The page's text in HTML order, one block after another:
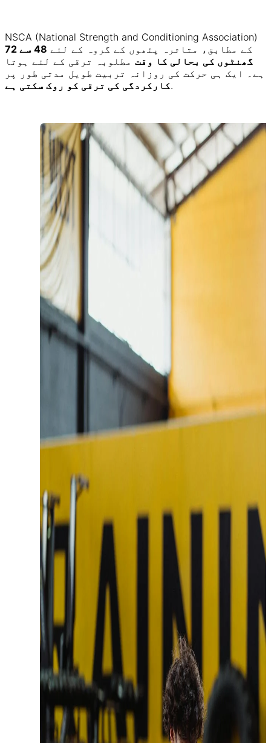
NSCA (National Strength and Conditioning Association)
کے مطابق، متاثرہ پٹھوں کے گروہ کے لئے
48 سے 72
گھنٹوں کی بحالی کا وقت مطلوبہ ترقی کے لئے ہوتا
ہے۔ ایک ہی حرکت کی روزانہ تربیت طویل مدتی طور پر
کارکردگی کی ترقی کو روک سکتی ہے.